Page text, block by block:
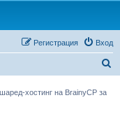
Вход
Регистрация
хостинг на BrainyCP за